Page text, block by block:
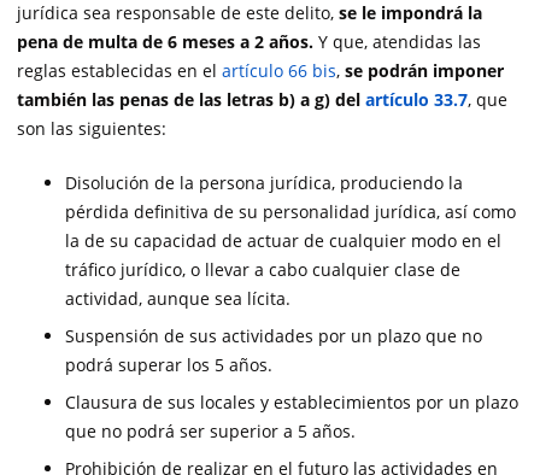
jurídica sea responsable de este delito, se le impondrá la
pena de multa de 6 meses a 2 años. Y que, atendidas las
reglas establecidas en el artículo 66 bis, se podrán imponer
también las penas de las letras b) a g) del artículo 33.7, que
son las siguientes:
Disolución de la persona jurídica, produciendo la
pérdida definitiva de su personalidad jurídica, así como
la de su capacidad de actuar de cualquier modo en el
tráfico jurídico, o llevar a cabo cualquier clase de
actividad, aunque sea lícita.
Suspensión de sus actividades por un plazo que no
podrá superar los 5 años.
Clausura de sus locales y establecimientos por un plazo
que no podrá ser superior a 5 años.
Prohibición de realizar en el futuro las actividades en